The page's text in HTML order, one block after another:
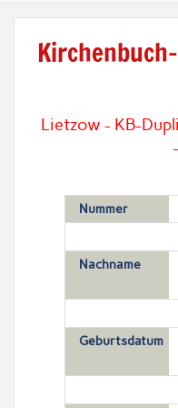
Lietzow - KB-
Nummer
Nachname
Geburtsdatum